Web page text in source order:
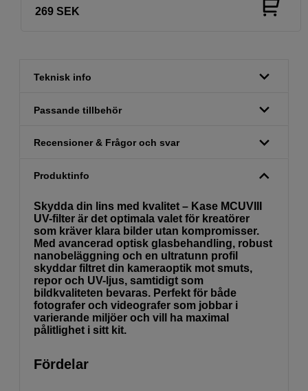
269 SEK
Teknisk info
Passande tillbehör
Recensioner & Frågor och svar
Produktinfo
Skydda din lins med kvalitet – Kase MCUVIII
UV-filter är det optimala valet för kreatörer
som kräver klara bilder utan kompromisser.
Med avancerad optisk glasbehandling, robust
nanobeläggning och en ultratunn profil
skyddar filtret din kameraoptik mot smuts,
repor och UV-ljus, samtidigt som
bildkvaliteten bevaras. Perfekt för både
fotografer och videografer som jobbar i
varierande miljöer och vill ha maximal
pålitlighet i sitt kit.
Fördelar